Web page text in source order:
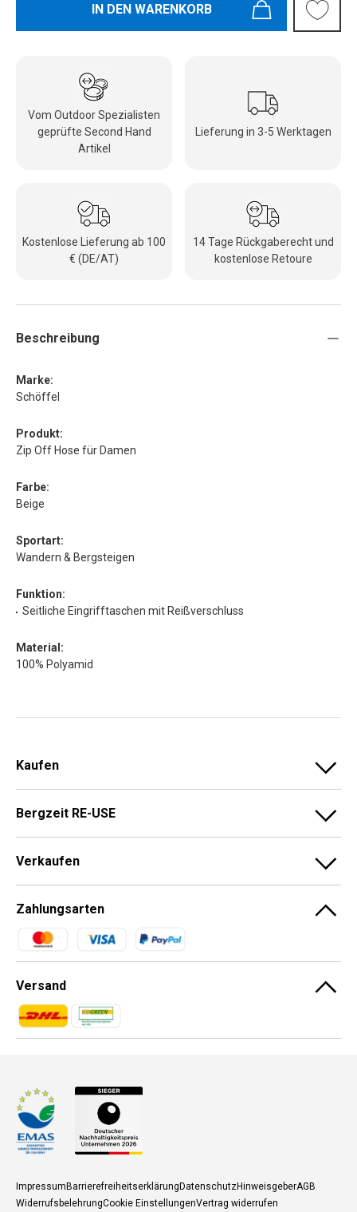
IN DEN WARENKORB
Vom Outdoor Spezialisten
geprüfte Second Hand
Artikel
Lieferung in 3-5 Werktagen
Kostenlose Lieferung ab 100
€ (DE/AT)
14 Tage Rückgaberecht und
kostenlose Retoure
Beschreibung
Marke:
Schöffel
Produkt:
Zip Off Hose für Damen
Farbe:
Beige
Sportart:
Wandern & Bergsteigen
Funktion:
Seitliche Eingrifftaschen mit Reißverschluss
Material:
100% Polyamid
Kaufen
Bergzeit RE-USE
Verkaufen
Zahlungsarten
Zahlungsmethoden
Versand
Zahlungsmethoden
Zahlungsmethoden
ImpressumBarrierefreiheitserklärungDatenschutzHinweisgeberAGB
WiderrufsbelehrungCookie EinstellungenVertrag widerrufen